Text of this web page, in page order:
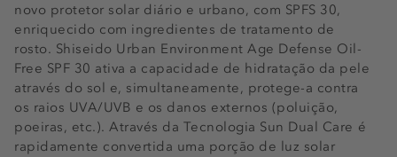
novo protetor solar diário e urbano, com SPFS 30,
enriquecido com ingredientes de tratamento de
rosto. Shiseido Urban Environment Age Defense Oil-
Free SPF 30 ativa a capacidade de hidratação da pele
através do sol e, simultaneamente, protege-a contra
os raios UVA/UVB e os danos externos (poluição,
poeiras, etc.). Através da Tecnologia Sun Dual Care é
rapidamente convertida uma porção de luz solar